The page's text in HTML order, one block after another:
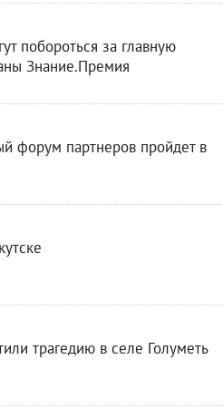
побороться за главную
Знание.Премия
форум партнеров пройдет в
трагедию в селе Голуметь